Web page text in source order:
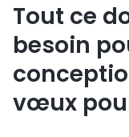
Tout ce
besoin
vœux